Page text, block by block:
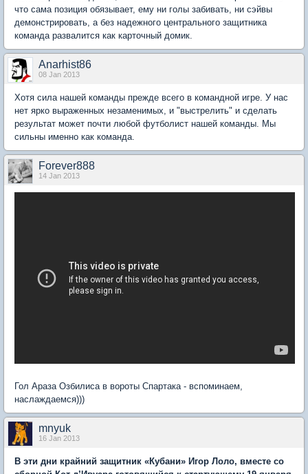
что сама позиция обязывает, ему ни голы забивать, ни сэйвы
демонстрировать, а без надежного центрального защитника
команда развалится как карточный домик.
Anarhist86
08 Jan 2013
Хотя сила нашей команды прежде всего в командной игре. У нас
нет ярко выраженных незаменимых, и "выстрелить" и сделать
результат может почти любой футболист нашей команды. Мы
сильны именно как команда.
Forever888
14 Jan 2013
Гол Араза Озбилиса в вороты Спартака - вспоминаем,
наслаждаемся)))
mnyuk
16 Jan 2013
В эти дни крайний защитник «Кубани» Игор Лоло, вместе со